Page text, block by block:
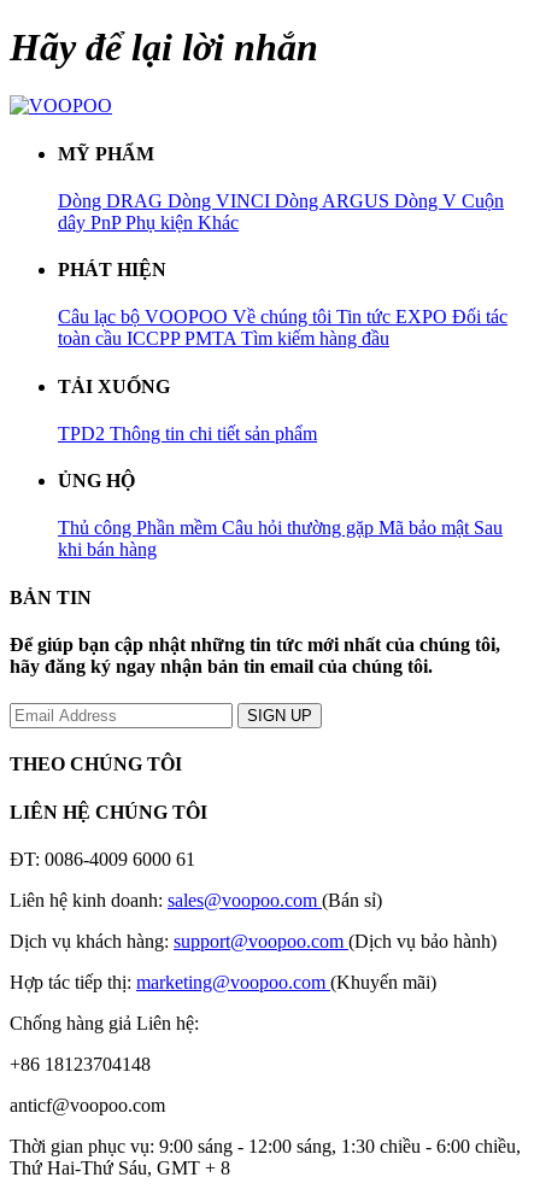
Hãy để lại lời nhắn
MỸ PHẨM
Dòng DRAG Dòng VINCI Dòng ARGUS Dòng V Cuộn
dây PnPPhụ kiện Khác
PHÁT HIỆN
Câu lạc bộ VOOPOO Về chúng tôi Tin tức EXPO Đối tác
toàn cầu ICCPPPMTA Tìm kiếm hàng đầu
TẢI XUỐNG
TPD2 Thông tin chi tiết sản phẩm
ỦNG HỘ
Thủ công Phần mềm Câu hỏi thường gặp Mã bảo mật Sau
khi bán hàng
BẢN TIN
Để giúp bạn cập nhật những tin tức mới nhất của chúng tôi,
hãy đăng ký ngay nhận bản tin email của chúng tôi.
THEO CHÚNG TÔI
LIÊN HỆ CHÚNG TÔI
ĐT: 0086-4009 6000 61
Liên hệ kinh doanh: sales@voopoo.com (Bán sỉ)
Dịch vụ khách hàng: support@voopoo.com (Dịch vụ bảo hành)
Hợp tác tiếp thị: marketing@voopoo.com (Khuyến mãi)
Chống hàng giả Liên hệ:
+86 18123704148
anticf@voopoo.com
Thời gian phục vụ: 9:00 sáng - 12:00 sáng, 1:30 chiều - 6:00 chiều,
Thứ Hai-Thứ Sáu, GMT + 8